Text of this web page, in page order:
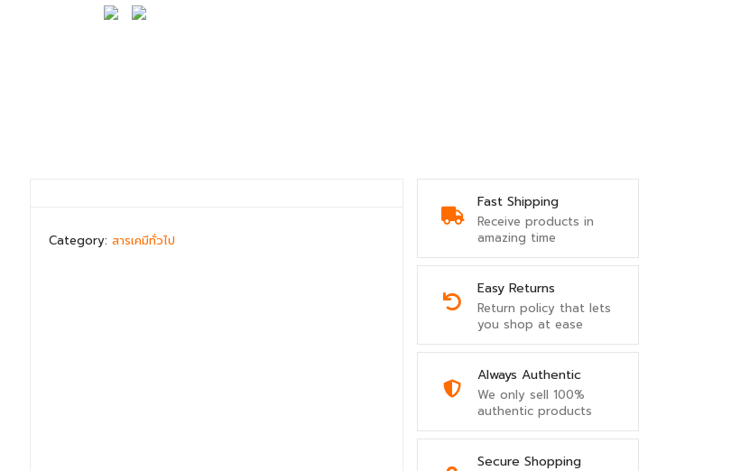
Fast Shipping
Receive products in
amazing time
Easy Returns
Return policy that lets
you shop at ease
Always Authentic
We only sell 100%
authentic products
Secure Shopping
Category: สารเคมีทั่วไป